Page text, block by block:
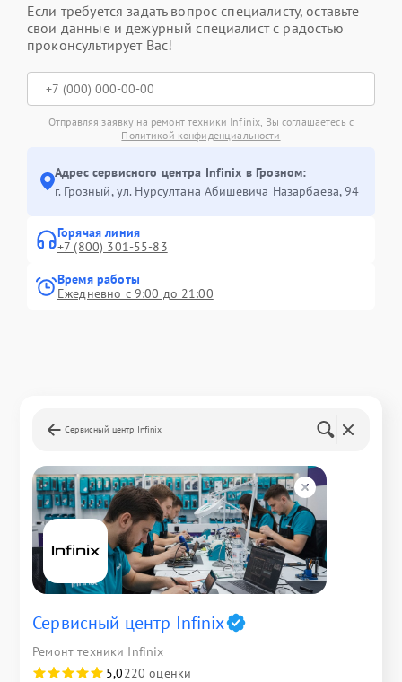
Если требуется задать вопрос специалисту, оставьте
свои данные и дежурный специалист с радостью
проконсультирует Вас!
Отправляя заявку на ремонт техники Infinix, Вы соглашаетесь с
Политикой конфиденциальности
Адрес сервисного центра Infinix в Грозном:
г. Грозный, ул. Нурсултана Абишевича Назарбаева, 94
Горячая линия
+7 (800) 301-55-83
Время работы
Ежедневно с 9:00 до 21:00
Сервисный центр Infinix
Сервисный центр Infinix
Ремонт техники Infinix
5,0220 оценки